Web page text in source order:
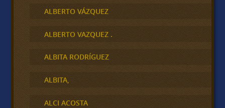
ALBERTO VÁZQUEZ
ALBERTO VAZQUEZ .
ALBITA RODRÍGUEZ
ALBITA,
ALCI ACOSTA